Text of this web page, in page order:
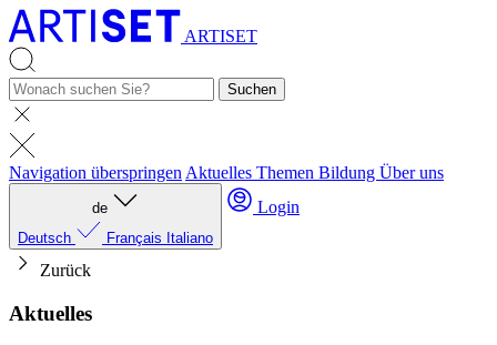
ARTISET
Suchen
Navigation überspringen Aktuelles Themen Bildung Über uns
de
Deutsch
Français Italiano
Login
Zurück
Aktuelles